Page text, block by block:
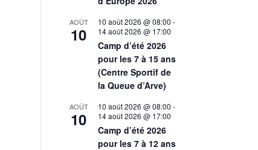
AOÛT
10
10 août 2026 @ 08:00 -
14 août 2026 @ 17:00
Camp d’été 2026
pour les 7 à 15 ans
(Centre Sportif de
la Queue d’Arve)
AOÛT
10
10 août 2026 @ 08:00 -
14 août 2026 @ 17:00
Camp d’été 2026
pour les 7 à 12 ans